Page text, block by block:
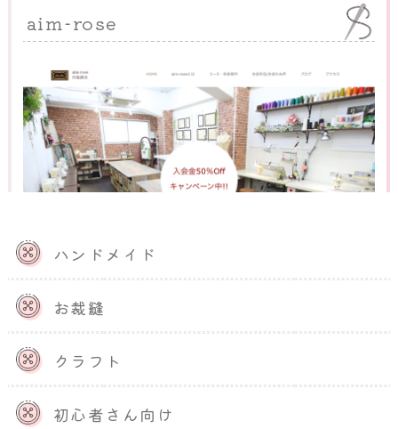
ハンドメイド
お裁縫
クラフト
初心者さん向け
aim-rose
「aim-rose」では、職人として働いた経験のある講師
が、一人ひとりのレベルに合わせて教えてくれます。
リキュラムに沿った内容ではなく、好きなものを自由に
作れることが特徴です。
学びながら丁寧な指導を受けられます。また、体験コー
スや無料説明会を開催しているため、教室の雰囲気を事
前に把握しやすい点もポイントです。